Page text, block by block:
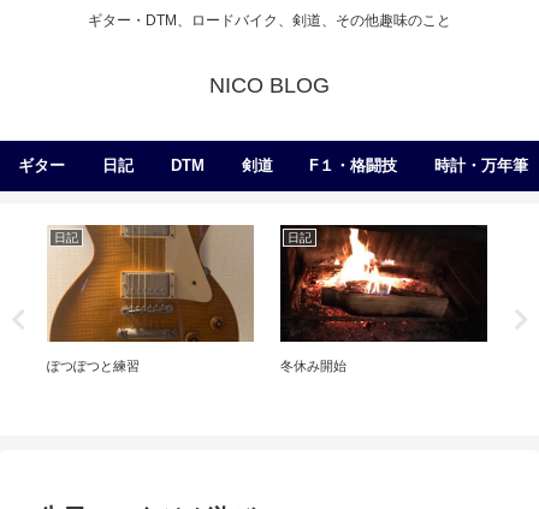
ギター・DTM、ロードバイク、剣道、その他趣味のこと
NICO BLOG
ギター 日記 DTM 剣道 F１・格闘技 時計・万年筆
日記
ぽつぽつと練習
日記
冬休み開始